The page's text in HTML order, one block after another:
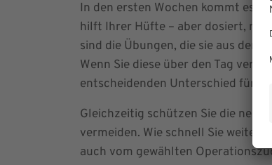
In den ersten Wochen kommt es
hilft Ihrer Hüfte – aber dosiert, mit
sind die Übungen, die sie aus der
Wenn Sie diese über den Tag
entscheidenden Unterschied für
Gleichzeitig schützen Sie die neue
vermeiden. Wie schnell Sie
auch vom gewählten